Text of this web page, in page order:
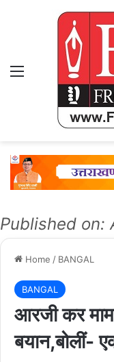
Menu
Published on:
Home / BANGAL
BANGAL
आरजी कर
बयान,बोलीं-